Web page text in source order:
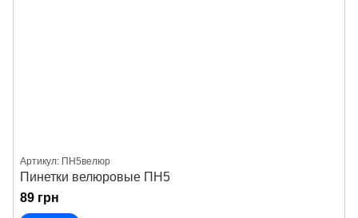
Артикул: ПН5велюр
Пинетки велюровые ПН5
89 грн